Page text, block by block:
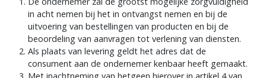
De ondernemer zal de grootst mogelijke zorgvuldigheid
in acht nemen bij het in ontvangst nemen en bij de
uitvoering van bestellingen van producten en bij de
beoordeling van aanvragen tot verlening van diensten.
Als plaats van levering geldt het adres dat de
consument aan de ondernemer kenbaar heeft gemaakt.